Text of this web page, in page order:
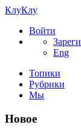
КлуКлу
Войти
Eng
Топики
Рубрики
Мы
Новое